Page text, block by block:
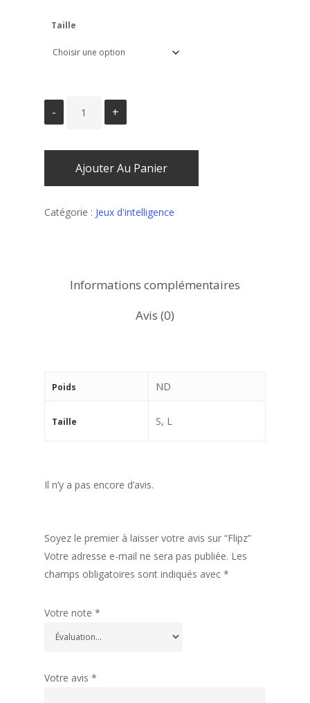
Taille
Ajouter Au Panier
Catégorie : Jeux d'intelligence
Informations complémentaires
Avis (0)
Poids ND
Taille S, L
Il n’y a pas encore d’avis.
Soyez le premier à laisser votre avis sur “Flipz”
Votre adresse e-mail ne sera pas publiée. Les
champs obligatoires sont indiqués avec *
Votre note *
Votre avis *